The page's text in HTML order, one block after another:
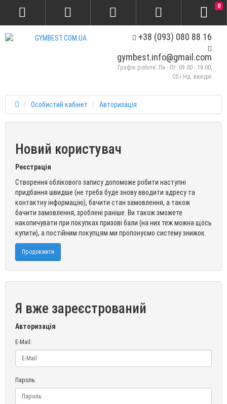
+38 (093) 080 88 16
gymbest.info@gmail.com
Графік роботи: Пн - Пт: 09.00 - 18.00,
Сб і Нд: вихідні
0
Особистий кабінет Авторизація
Новий користувач
Реєстрація
Створення облікового запису допоможе робити наступні
придбання швидше (не треба буде знову вводити адресу та
контактну інформацію), бачити стан замовлення, а також
бачити замовлення, зроблені раніше. Ви також зможете
накопичувати при покупках призові бали (на них теж можна щось
купити), а постійним покупцям ми пропонуємо систему знижок.
Продовжити
Я вже зареєстрований
Авторизація
E-Mail:
Пароль: